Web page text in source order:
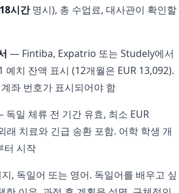
시간명시), 총 수업료, 대사관이 확인할
— Fintiba, Expatrio 또는 Studely에서
예치 잔액 표시 (12개월은 EUR 13,092).
좌 번호가 표시되어야 함
일 체류 전 기간 유효, 최소 EUR
래 치료와 긴급 송환 포함. 어학 학생 개
터 시작
, 독일어 또는 영어. 독일어를 배우고 싶